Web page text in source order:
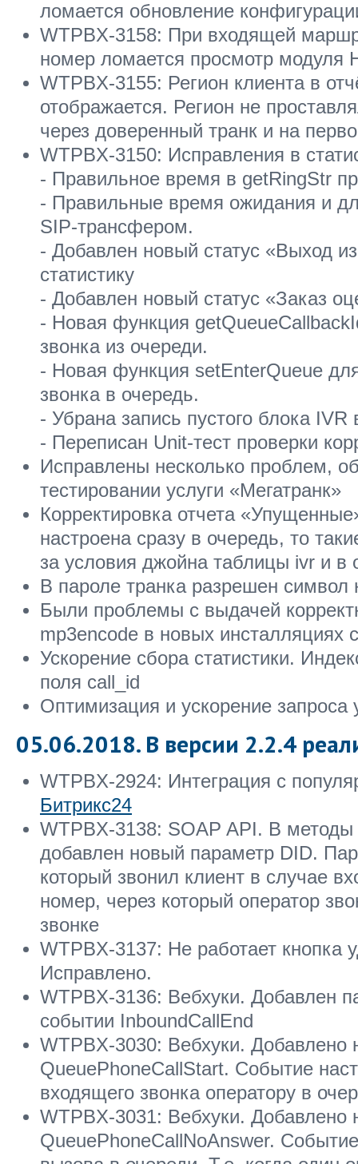
ломается обновление
WTPBX-3158: При входящей
номер ломается просмотр модуля
WTPBX-3155: Регион клиента в
отображается. Регион не
через доверенный транк и на
WTPBX-3150: Исправления в
- Правильное время в getRingStr
- Правильные время ожидания и
SIP-трансфером.
- Добавлен новый статус «Выход
статистику
- Добавлен новый статус «Заказ
- Новая функция
звонка из очереди.
- Новая функция setEnterQueue
звонка в очередь.
- Убрана запись пустого блока
- Переписан Unit-тест проверки
Исправлены несколько проблем,
тестировании услуги «Мегатранк»
Корректировка отчета
настроена сразу в очередь, то
за условия джойна таблицы ivr и в
В пароле транка разрешен символ
Были проблемы с выдачей
mp3encode в новых инсталляциях
Ускорение сбора статистики.
поля call_id
Оптимизация и ускорение запроса
05.06.2018. В версии 2.2.4
WTPBX-2924: Интеграция с
Битрикс24
WTPBX-3138: SOAP API. В методы
добавлен новый параметр DID.
который звонил клиент в случае
номер, через который оператор
звонке
WTPBX-3137: Не работает кнопка
Исправлено.
WTPBX-3136: Вебхуки. Добавлен
событии InboundCallEnd
WTPBX-3030: Вебхуки. Добавлено
QueuePhoneCallStart. Событие
входящего звонка оператору в
WTPBX-3031: Вебхуки. Добавлено
QueuePhoneCallNoAnswer.